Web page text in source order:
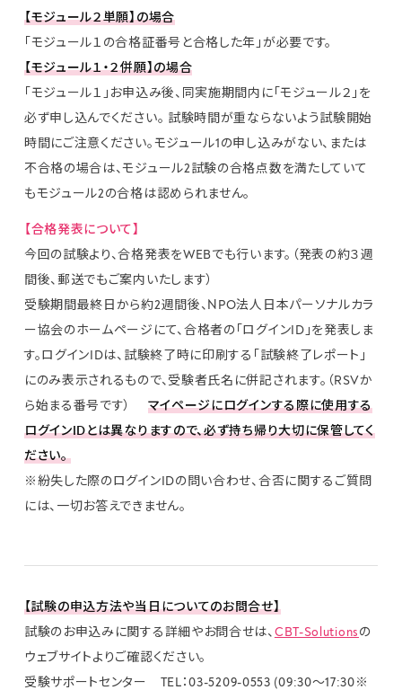
【モジュール２単願】の場合
「モジュール１の合格証番号と合格した年」が必要です。
【モジュール１・２併願】の場合
「モジュール１」お申込み後、同実施期間内に「モジュール２」を
必ず申し込んでください。 試験時間が重ならないよう試験開始
時間にご注意ください。モジュール1の申し込みがない、または
不合格の場合は、モジュール2試験の合格点数を満たしていて
もモジュール2の合格は認められません。
【合格発表について】
今回の試験より、合格発表をWEBでも行います。（発表の約３週
間後、郵送でもご案内いたします）
受験期間最終日から約2週間後、NPO法人日本パーソナルカラ
ー協会のホームページにて、合格者の「ログインID」を発表しま
す。ログインIDは、試験終了時に印刷する「試験終了レポート」
にのみ表示されるもので、受験者氏名に併記されます。（RSVか
ら始まる番号です） マイページにログインする際に使用する
ログインIDとは異なりますので、必ず持ち帰り大切に保管してく
ださい。
※紛失した際のログインIDの問い合わせ、合否に関するご質問
には、一切お答えできません。
【試験の申込方法や当日についてのお問合せ】
試験のお申込みに関する詳細やお問合せは、CBT-Solutionsの
ウェブサイトよりご確認ください。
受験サポートセンター TEL：03-5209-0553 (09:30〜17:30※